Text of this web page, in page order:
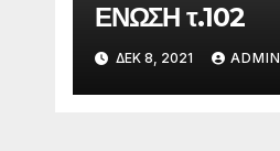
ΕΝΩΣΗ τ.102
ΔΕΚ 8, 2021 ADMIN